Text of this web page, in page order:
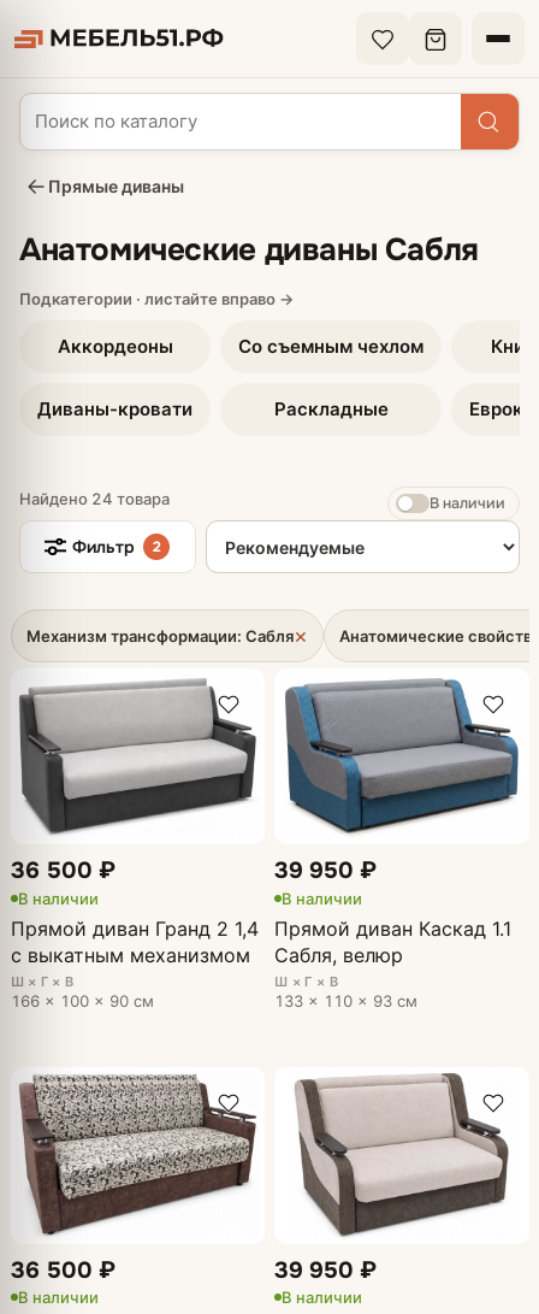
Прямые диваны
Анатомические диваны Сабля
Аккордеоны
Диваны-кровати
Со съемным чехлом
Раскладные
Найдено 24 товара В наличии
Фильтр 2
Сортировка товаров
Механизм трансформации: Сабля× Анатомические
36 500 ₽
В наличии
Прямой диван Гранд 2 1,4
с выкатным механизмом
Ш × Г × В
166 × 100 × 90 см
39 950 ₽
В наличии
Прямой диван Каскад 1.1
Сабля, велюр
Ш × Г × В
133 × 110 × 93 см
36 500 ₽
В наличии
39 950 ₽
В наличии